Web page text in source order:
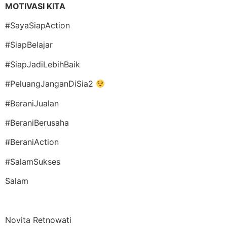
MOTIVASI KITA
#SayaSiapAction
#SiapBelajar
#SiapJadiLebihBaik
#PeluangJanganDiSia2
#BeraniJualan
#BeraniBerusaha
#BeraniAction
#SalamSukses
Salam
Novita Retnowati